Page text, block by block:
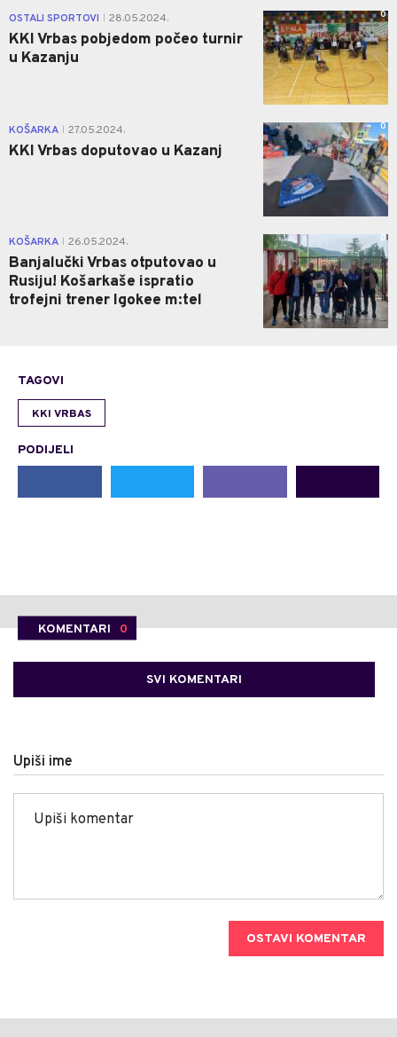
OSTALI SPORTOVI 28.05.2024.
KKI Vrbas pobjedom počeo turnir
u Kazanju
0
KOŠARKA 27.05.2024.
KKI Vrbas doputovao u Kazanj
0
KOŠARKA 26.05.2024.
Banjalučki Vrbas otputovao u
Rusiju! Košarkaše ispratio
trofejni trener Igokee m:tel
0
TAGOVI
KKI VRBAS
PODIJELI
KOMENTARI 0
SVI KOMENTARI
Upiši ime
OSTAVI KOMENTAR